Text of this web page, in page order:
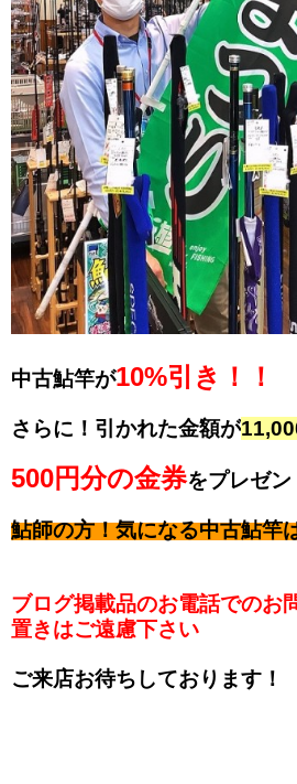
中古鮎竿が10%引き！！
さらに！引かれた金額が
500円分の金券をプレゼン
鮎師の方！気になる中古鮎竿
ブログ掲載品のお電話でのお
置きはご遠慮下さい
ご来店お待ちしております！